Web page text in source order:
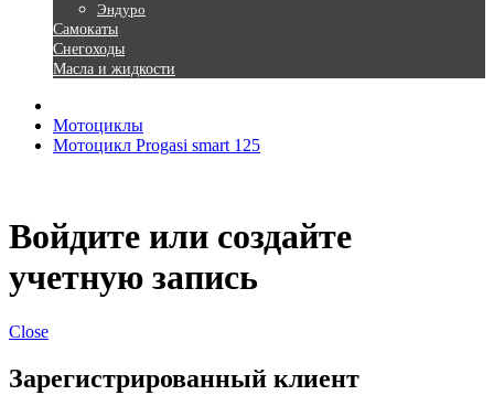
Эндуро
Самокаты
Снегоходы
Масла и жидкости
Мотоциклы
Мотоцикл Progasi smart 125
Войдите или создайте
учетную запись
Close
Зарегистрированный клиент